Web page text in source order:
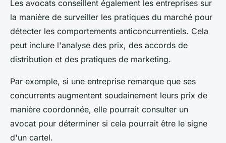
Les avocats conseillent également les entreprises sur
la manière de surveiller les pratiques du marché pour
détecter les comportements anticoncurrentiels. Cela
peut inclure l'analyse des prix, des accords de
distribution et des pratiques de marketing.
Par exemple, si une entreprise remarque que ses
concurrents augmentent soudainement leurs prix de
manière coordonnée, elle pourrait consulter un
avocat pour déterminer si cela pourrait être le signe
d'un cartel.